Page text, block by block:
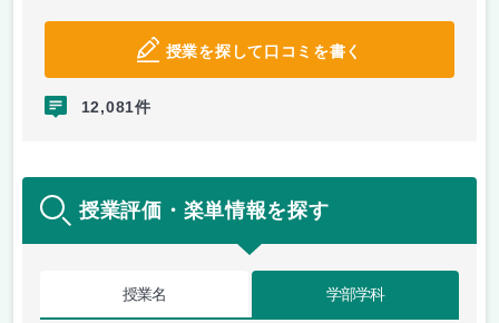
授業を探して口コミを書く
12,081件
授業評価・楽単情報を探す
授業名 学部学科